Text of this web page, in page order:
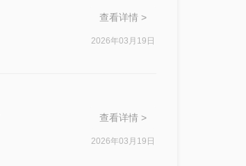
查看详情 >
2026年03月19日
查看详情 >
2026年03月19日